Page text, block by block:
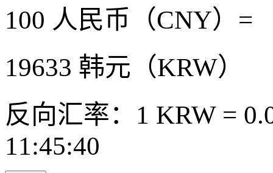
100 人民币（CNY）=
19633 韩元（KRW）
反向汇率：1 KRW =
11:45:40